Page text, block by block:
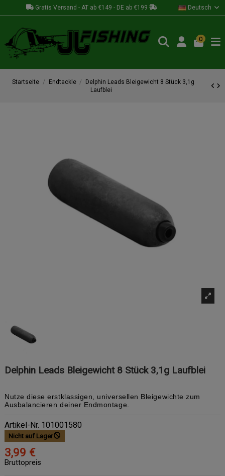
Gratis Versand - AT ab €149 - DE ab €199 Deutsch
0
Startseite Endtackle
Delphin Leads Bleigewicht 8 Stück 3,1g
Laufblei
Delphin Leads Bleigewicht 8 Stück 3,1g Laufblei
Nutze diese erstklassigen, universellen Bleigewichte zum
Ausbalancieren deiner Endmontage.
Artikel-Nr. 101001580
Nicht auf Lager
3,99 €
Bruttopreis